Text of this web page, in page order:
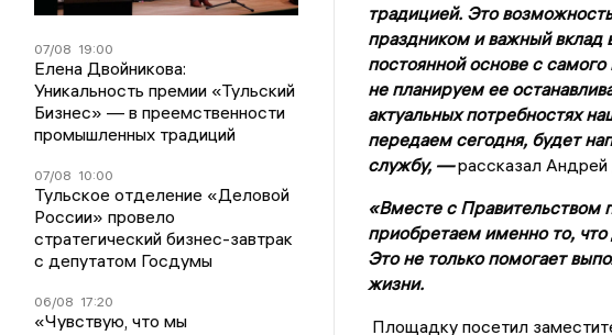
07/08 19:00
Елена Двойникова:
Уникальность премии «Тульский
Бизнес» — в преемственности
промышленных традиций
07/08 10:00
Тульское отделение «Деловой
России» провело
стратегический бизнес-завтрак
с депутатом Госдумы
06/08 17:20
«Чувствую, что мы
традицией. Это
праздником и важный вклад
постоянной основе с
не планируем ее
актуальных потребностях
передаем сегодня, будет
службу, —рассказал Андрей
«Вместе с Правительством
приобретаем именно то,
Это не только помогает
жизни.
Площадку посетил